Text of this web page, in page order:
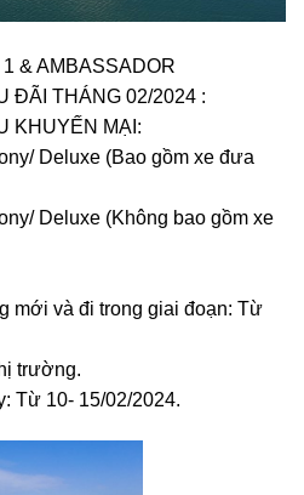
& AMBASSADOR
ĐÃI THÁNG 02/2024 :
KHUYẾN MẠI:
Deluxe (Bao gồm xe đưa
Deluxe (Không bao gồm xe
mới và đi trong giai đoạn: Từ
trường.
Từ 10- 15/02/2024.